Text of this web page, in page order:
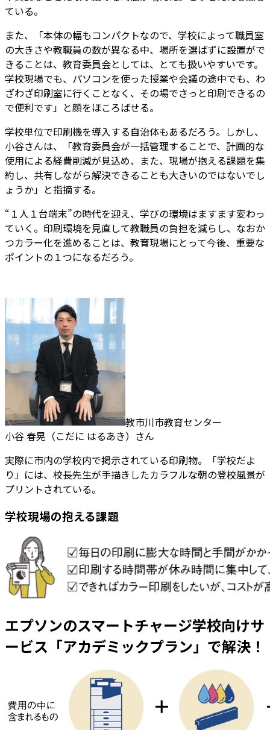
ている。
また、「本体の幅もコンパクトなので、学校によって職員室
の大きさや教職員の数が異なる中、場所を選ばずに設置がで
きることは、教育委員会としては、とても扱いやすいです。
学校現場でも、パソコンを使った授業や会議の途中でも、わ
ざわざ印刷室に行くことなく、その場でさっと印刷できるの
で便利です」と顔をほころばせる。
学校単位で印刷機を導入する自治体もあるだろう。しかし、
小谷さんは、「教育委員会が一括管理することで、計画的な
使用による経費削減が見込め、また、現場が抱える課題を集
約し、共有しながら解決できることも大きいのではないでし
ょうか」と指摘する。
“１人１台端末”の時代を迎え、学びの環境はますます変わっ
ていく。印刷環境を見直して教職員の負担を減らし、なおか
つカラー化を進めることは、教育現場にとって今後、重要な
ポイントの１つになるだろう。
教市川市教育センター
小谷 春晃（こだに はるあき）さん
実際に市内の学校内で掲示されている印刷物。「学校だよ
り」には、校長先生が手描きしたカラフルな朝の登校風景が
プリントされている。
学校現場の抱える課題
エプソンのスマートチャージ学校向けサ
ービス「アカデミックプラン」で解決！